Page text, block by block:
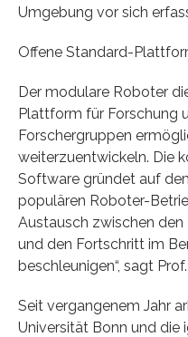
Umgebung vor sich
Offene Standard-
Der modulare Roboter
Plattform für Forschung
Forschergruppen
weiterzuentwickeln. Die
Software gründet auf
populären Roboter-
Austausch zwischen
und den Fortschritt im
beschleunigen“, sagt
Seit vergangenem Jahr
Universität Bonn und die